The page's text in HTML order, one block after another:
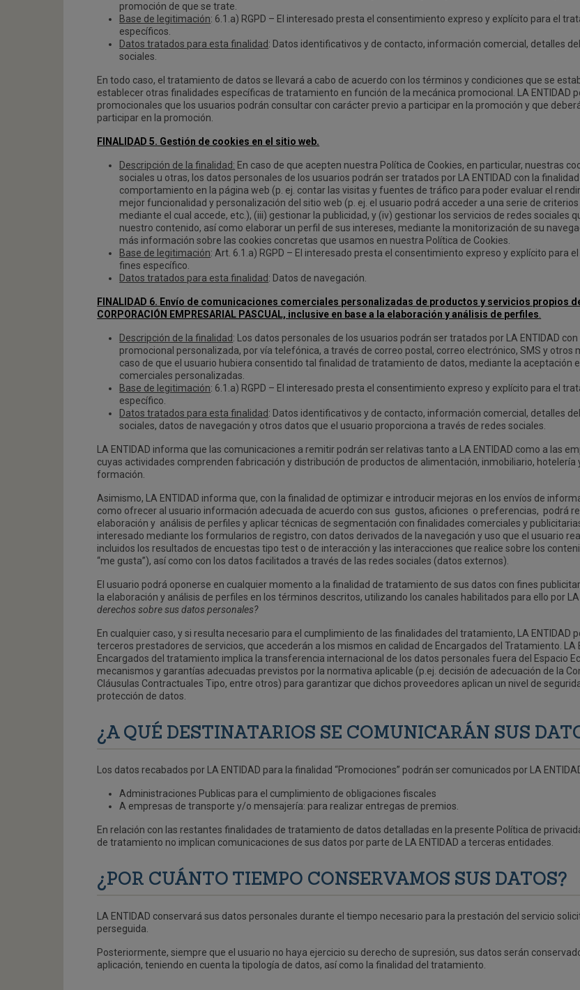
promoción de que se trate.
Base de legitimación: 6.1.a) RGPD – El interesado presta el consentimiento expreso y explícito para el
específicos.
Datos tratados para esta finalidad: Datos identificativos y de contacto, información comercial, detalles
sociales.
En todo caso, el tratamiento de datos se llevará a cabo de acuerdo con los términos y condiciones que se
establecer otras finalidades específicas de tratamiento en función de la mecánica promocional. LA ENTIDAD
promocionales que los usuarios podrán consultar con carácter previo a participar en la promoción y que
participar en la promoción.
FINALIDAD 5. Gestión de cookies en el sitio web.
Descripción de la finalidad: En caso de que acepten nuestra Política de Cookies, en particular, nuestras
sociales u otras, los datos personales de los usuarios podrán ser tratados por LA ENTIDAD con la
comportamiento en la página web (p. ej. contar las visitas y fuentes de tráfico para poder evaluar el
mejor funcionalidad y personalización del sitio web (p. ej. el usuario podrá acceder a una serie de
mediante el cual accede, etc.), (iii) gestionar la publicidad, y (iv) gestionar los servicios de redes
nuestro contenido, así como elaborar un perfil de sus intereses, mediante la monitorización de su
más información sobre las cookies concretas que usamos en nuestra Política de Cookies.
Base de legitimación: Art. 6.1.a) RGPD – El interesado presta el consentimiento expreso y explícito para
fines específico.
Datos tratados para esta finalidad: Datos de navegación.
FINALIDAD 6. Envío de comunicaciones comerciales personalizadas de productos y servicios propios
CORPORACIÓN EMPRESARIAL PASCUAL, inclusive en base a la elaboración y análisis de perfiles
Descripción de la finalidad: Los datos personales de los usuarios podrán ser tratados por LA ENTIDAD
promocional personalizada, por vía telefónica, a través de correo postal, correo electrónico, SMS y
caso de que el usuario hubiera consentido tal finalidad de tratamiento de datos, mediante la aceptación
comerciales personalizadas.
Base de legitimación: 6.1.a) RGPD – El interesado presta el consentimiento expreso y explícito para el
específico.
Datos tratados para esta finalidad: Datos identificativos y de contacto, información comercial, detalles
sociales, datos de navegación y otros datos que el usuario proporciona a través de redes sociales.
LA ENTIDAD informa que las comunicaciones a remitir podrán ser relativas tanto a LA ENTIDAD como a las
cuyas actividades comprenden fabricación y distribución de productos de alimentación, inmobiliario,
formación.
Asimismo, LA ENTIDAD informa que, con la finalidad de optimizar e introducir mejoras en los envíos de
como ofrecer al usuario información adecuada de acuerdo con sus gustos, aficiones o preferencias, podrá
elaboración y análisis de perfiles y aplicar técnicas de segmentación con finalidades comerciales y
interesado mediante los formularios de registro, con datos derivados de la navegación y uso que el usuario
incluidos los resultados de encuestas tipo test o de interacción y las interacciones que realice sobre los
“me gusta”), así como con los datos facilitados a través de las redes sociales (datos externos).
El usuario podrá oponerse en cualquier momento a la finalidad de tratamiento de sus datos con fines
la elaboración y análisis de perfiles en los términos descritos, utilizando los canales habilitados para ello por
derechos sobre sus datos personales?
En cualquier caso, y si resulta necesario para el cumplimiento de las finalidades del tratamiento, LA ENTIDAD
terceros prestadores de servicios, que accederán a los mismos en calidad de Encargados del Tratamiento.
Encargados del tratamiento implica la transferencia internacional de los datos personales fuera del Espacio
mecanismos y garantías adecuadas previstos por la normativa aplicable (p.ej. decisión de adecuación de la
Cláusulas Contractuales Tipo, entre otros) para garantizar que dichos proveedores aplican un nivel de
protección de datos.
¿A QUÉ DESTINATARIOS SE COMUNICARÁN SUS
Los datos recabados por LA ENTIDAD para la finalidad “Promociones” podrán ser comunicados por LA
Administraciones Publicas para el cumplimiento de obligaciones fiscales
A empresas de transporte y/o mensajería: para realizar entregas de premios.
En relación con las restantes finalidades de tratamiento de datos detalladas en la presente Política de
de tratamiento no implican comunicaciones de sus datos por parte de LA ENTIDAD a terceras entidades.
¿POR CUÁNTO TIEMPO CONSERVAMOS SUS DATOS?
LA ENTIDAD conservará sus datos personales durante el tiempo necesario para la prestación del servicio
perseguida.
Posteriormente, siempre que el usuario no haya ejercicio su derecho de supresión, sus datos serán
aplicación, teniendo en cuenta la tipología de datos, así como la finalidad del tratamiento.